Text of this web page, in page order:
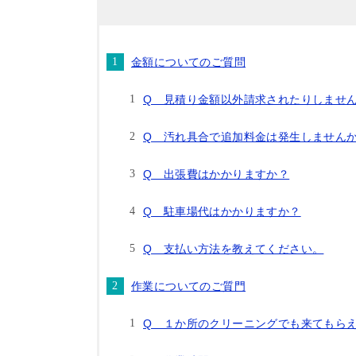
金額についてのご質問
Q 見積り金額以外請求されたりしませ
Q 汚れ具合で追加料金は発生しません
Q 出張費はかかりますか？
Q 駐車場代はかかりますか？
Q 支払い方法を教えてください。
作業についてのご質門
Q １か所のクリーニングでも来てもら